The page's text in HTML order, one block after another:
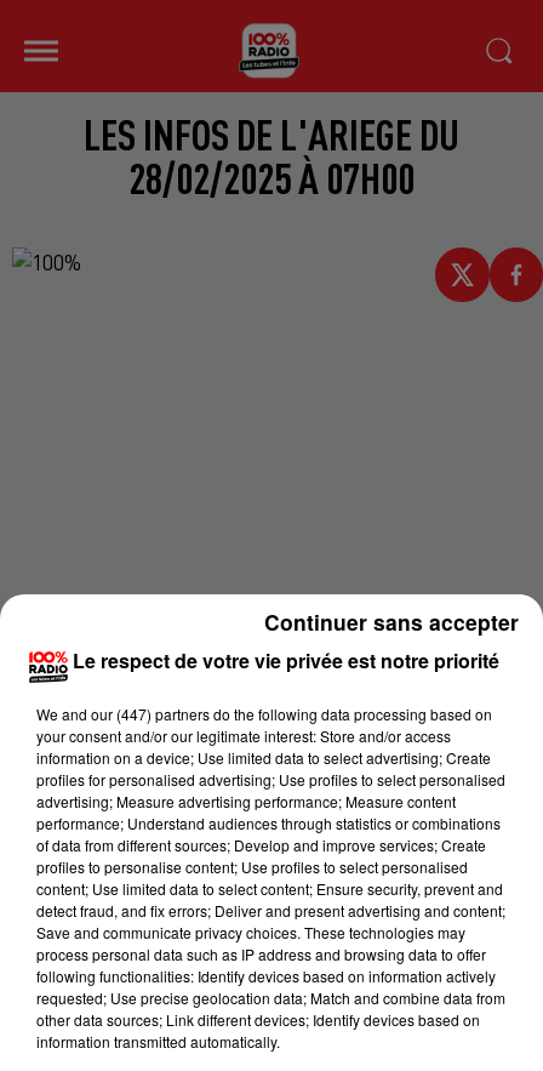
LES INFOS DE L'ARIEGE DU
28/02/2025 À 07H00
Lecture (4 min 14 sec)
100%
100% Radio les infos de l'Ariege
Le respect de votre vie privée est notre priorité
We and our (447) partnersdo the following data processing based on
your consent and/or our legitimate interest: Store and/or access
information on a device; Use limited data to select advertising; Create
profiles for personalised advertising; Use profiles to select personalised
advertising; Measure advertising performance; Measure content
performance; Understand audiences through statistics or combinations
of data from different sources; Develop and improve services; Create
profiles to personalise content; Use profiles to select personalised
content; Use limited data to select content; Ensure security, prevent and
detect fraud, and fix errors; Deliver and present advertising and content;
Save and communicate privacy choices. These technologies may
process personal data such as IP address and browsing data to offer
following functionalities: Identify devices based on information actively
requested; Use precise geolocation data; Match and combine data from
other data sources; Link different devices; Identify devices based on
information transmitted automatically.
Continuer sans accepter